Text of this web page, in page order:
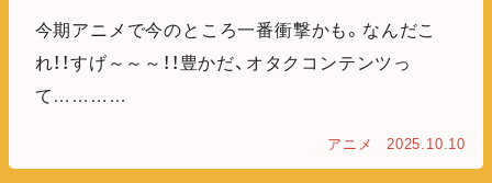
今期アニメで今のところ一番衝撃かも。なんだこ
れ！！すげ～～～！！豊かだ、オタクコンテンツっ
て…………
アニメ 2025.10.10